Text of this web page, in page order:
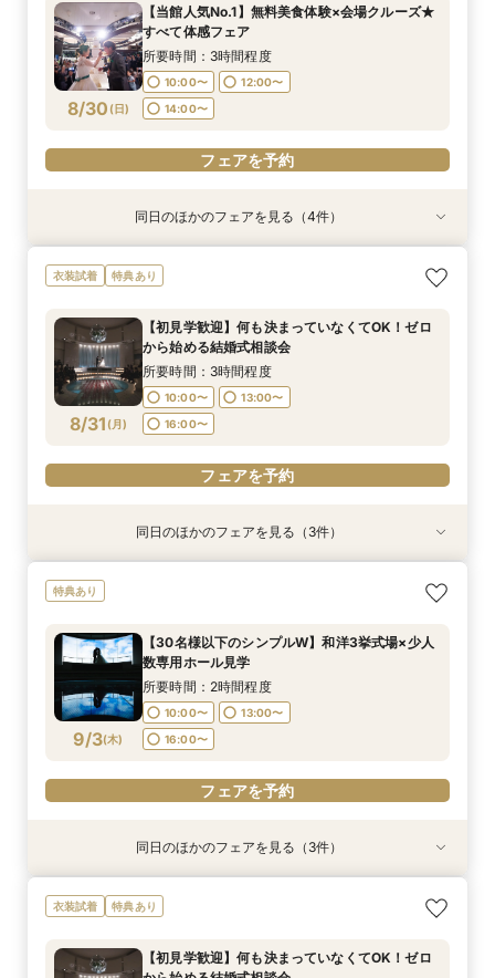
8/29(土)
10:00〜
13:00〜
16:00〜
フェアを予約
8/29(土)
11:00〜
14:00〜
18:00〜
フェアを予約
8/29(土)
10:00〜
13:00〜
16:00〜
フェアを予約
8/29(土)
10:00〜
13:00〜
16:00〜
フェアを予約
8/30 (日)
【当館人気No.1】無料美食体験×会場クルーズ★
すべて体感フェア
所要時間：3時間程度
10:00〜
12:00〜
14:00〜
フェアを予約
8/30(日)
【30名様以下のシンプルW】和洋3挙式場×少人
数専用ホール見学
10:00〜
13:00〜
16:00〜
フェアを予約
8/30(日)
【自宅＆スマホでＯＫ】オンライン相談会★まず
は気軽に♪
11:00〜
14:00〜
18:00〜
フェアを予約
8/30(日)
結婚式をもっと気軽＆自由に☆会費制パーティー
相談会☆
10:00〜
13:00〜
16:00〜
フェアを予約
特典あり
8/30(日)
【初見学歓迎】何も決まっていなくてOK！ゼロ
から始める結婚式相談会
10:00〜
13:00〜
16:00〜
フェアを予約
同日のほかのフェアを見る（4件）
衣装試着 特典あり
8/31 (月)
【初見学歓迎】何も決まっていなくてOK！ゼロ
から始める結婚式相談会
所要時間：3時間程度
10:00〜
13:00〜
16:00〜
フェアを予約
8/31(月)
【30名様以下のシンプルW】和洋3挙式場×少人
10:00〜
13:00〜
16:00〜
フェアを予約
8/31(月)
【自宅＆スマホでＯＫ】オンライン相談会★まず
11:00〜
14:00〜
18:00〜
フェアを予約
8/31(月)
結婚式をもっと気軽＆自由に☆会費制パーティー
10:00〜
13:00〜
16:00〜
フェアを予約
同日のほかのフェアを見る（3件）
特典あり
9/3(木)
【30名様以下のシンプルW】和洋3挙式場×少人
数専用ホール見学
所要時間：2時間程度
10:00〜
13:00〜
16:00〜
フェアを予約
【自宅＆スマホでＯＫ】オンライン相談会★まず
は気軽に♪
11:00〜
14:00〜
結婚式をもっと気軽＆自由に☆会費制パーティー
相談会☆
10:00〜
13:00〜
特典あり
【初見学歓迎】何も決まっていなくてOK！ゼロ
から始める結婚式相談会
10:00〜
13:00〜
同日のほかのフェアを見る（3件）
衣装試着 特典あり
【初見学歓迎】何も決まっていなくてOK！ゼロ